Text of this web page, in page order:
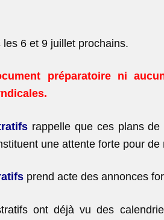
les 6 et 9 juillet prochains.
préparatoire ni
rappelle que ces plans de
une attente forte pour
prend acte des annonces
ont déjà vu des